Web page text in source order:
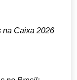
na Caixa 2026